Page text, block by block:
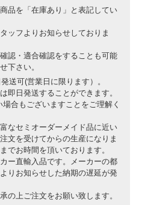
品を「在庫あり」と表記してい
ッフよりお知らせしておりま
認・適合確認をすることも可能
下さい。
送可(営業日に限ります）。
即日発送することができます。
合もございますことをご理解く
なセミオーダーメイド品に近い
文を受けてからの生産になりま
でお時間を頂いております。
ー直輸入品です。メーカーの都
りお知らせした納期の遅延が発
の上ご注文をお願い致します。